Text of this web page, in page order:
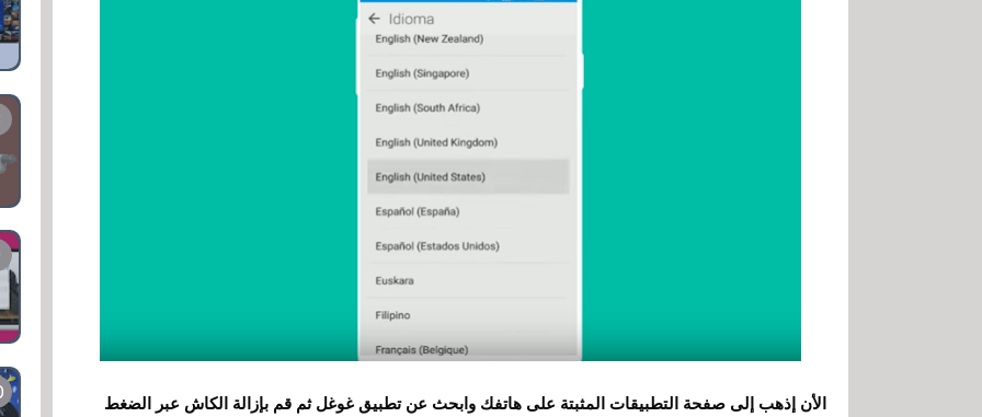
الأن إذهب إلى صفحة التطبيقات المثبتة على هاتفك وابحث عن تطبيق غوغل ثم قم بإزالة الكاش عبر الضغط